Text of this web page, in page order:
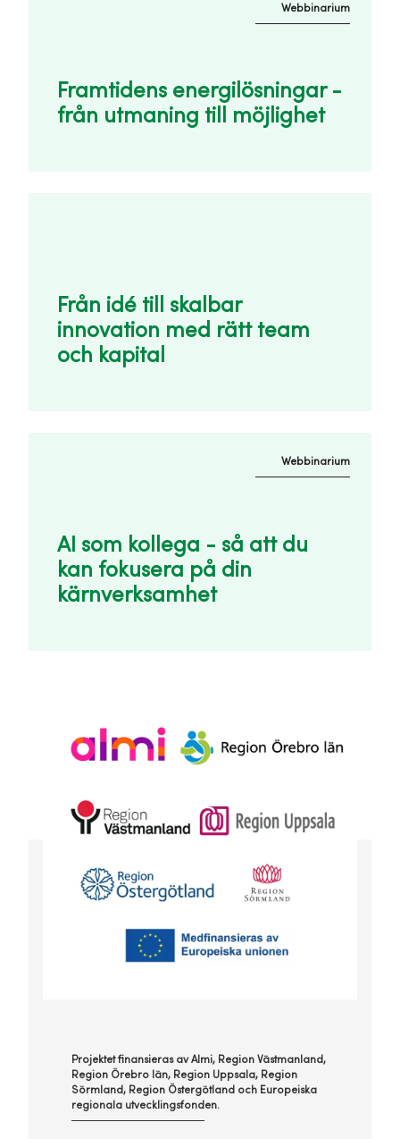
Webbinarium
Framtidens energilösningar -
från utmaning till möjlighet
Från idé till skalbar
innovation med rätt team
och kapital
Webbinarium
AI som kollega - så att du
kan fokusera på din
kärnverksamhet
Projektet finansieras av Almi, Region Västmanland,
Region Örebro län, Region Uppsala, Region
Sörmland, Region Östergötland och Europeiska
regionala utvecklingsfonden.